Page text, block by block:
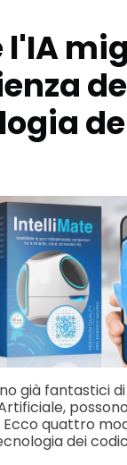
l'IA
già fantastici
quattro
dei